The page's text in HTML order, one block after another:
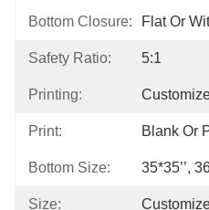
Bottom Closure: Flat Or
Safety Ratio: 5:1
Printing:
Print: Blank Or
Bottom Size: 35*35’’,
Size: